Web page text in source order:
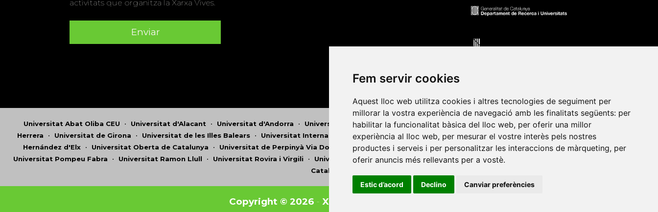
Fem servir cookies
Aquest lloc web utilitza cookies i altres tecnologies de seguiment per
millorar la vostra experiència de navegació amb les finalitats següents: per
habilitar la funcionalitat bàsica del lloc web, per oferir una millor
experiència al lloc web, per mesurar el vostre interès pels nostres
productes i serveis i per personalitzar les interaccions de màrqueting, per
oferir anuncis més rellevants per a vostè.
Estic d’acord Declino Canviar preferències
activitats que organitza la Xarxa Vives.
Universitat Abat Oliba CEU • Universitat d'Alacant • Universitat d'Andorra • Universitat Autònoma de Barcelona•Universitat de Barcelona•Universitat CEU Cardenal
Herrera • Universitat de Girona • Universitat de les Illes Balears • Universitat Internacional de Catalunya•Universitat Jaume I•Universitat de Lleida•Universitat Miguel
Hernández d'Elx • Universitat Oberta de Catalunya • Universitat de Perpinyà Via Domitia •Universitat Politècnica de Catalunya•Universitat Politècnica de València•
Universitat Pompeu Fabra • Universitat Ramon Llull • Universitat Rovira i Virgili • Universitat de Sàsser•Universitat de València•Universitat de Vic - Universitat Central de
Catalunya
Copyright © 2026- Xarxa Vives d'Universitats